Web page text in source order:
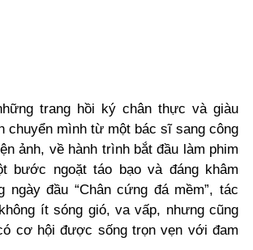
trang hồi ký chân thực và giàu
chuyển mình từ một bác sĩ sang công
ảnh, về hành trình bắt đầu làm phim
bước ngoặt táo bạo và đáng khâm
ngày đầu “Chân cứng đá mềm”, tác
ít sóng gió, va vấp, nhưng cũng
cơ hội được sống trọn vẹn với đam